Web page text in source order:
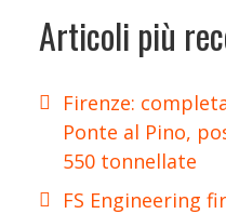
Articoli più
Firenze:
Ponte al Pino,
550 tonnellate
FS Engineering